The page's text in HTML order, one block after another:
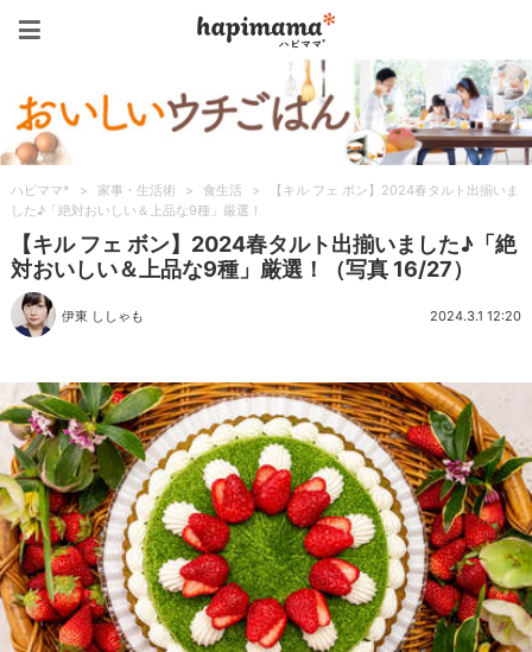
ハピママ* > 家事・生活術 > 食生活 >
【キル フェ ボン】2024春タルト出揃いま
した♪「絶対おいしい＆上品な9種」厳選！
【キル フェ ボン】2024春タルト出揃いました♪「絶
対おいしい＆上品な9種」厳選！（写真 16/27）
伊東 ししゃも 2024.3.1 12:20